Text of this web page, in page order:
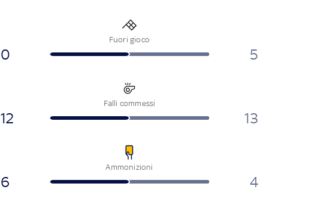
Fuori gioco
0 5
Falli commessi
12 13
Ammonizioni
6 4